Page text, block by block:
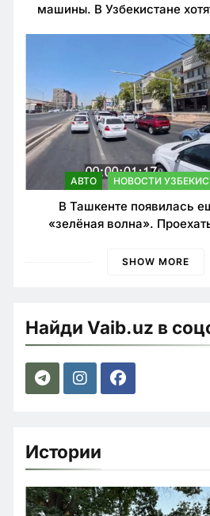
машины. В Узбекистане
АВТО НОВОСТИ
В Ташкенте появилась
«зелёная волна».
SHOW MORE
Найди Vaib.uz в
Истории